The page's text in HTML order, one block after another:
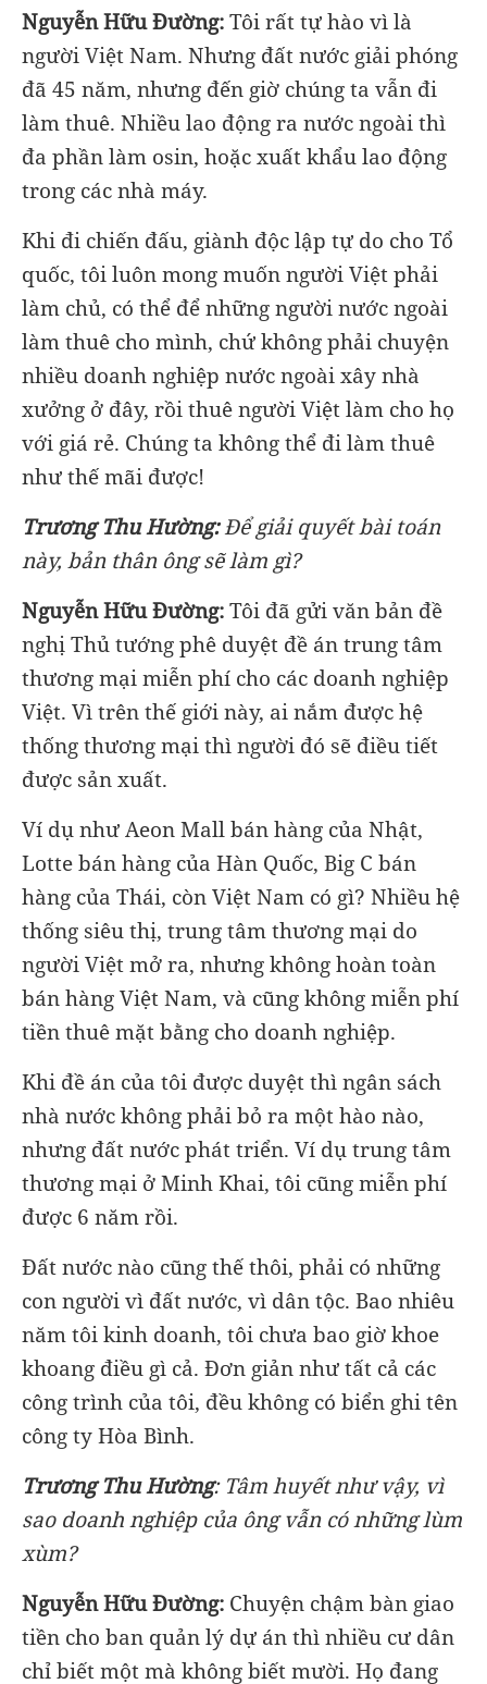
Nguyễn Hữu Đường:Tôi rất tự hào vì là
người Việt Nam. Nhưng đất nước giải phóng
đã 45 năm, nhưng đến giờ chúng ta vẫn đi
làm thuê. Nhiều lao động ra nước ngoài thì
đa phần làm osin, hoặc xuất khẩu lao động
trong các nhà máy.
Khi đi chiến đấu, giành độc lập tự do cho Tổ
quốc, tôi luôn mong muốn người Việt phải
làm chủ, có thể để những người nước ngoài
làm thuê cho mình, chứ không phải chuyện
nhiều doanh nghiệp nước ngoài xây nhà
xưởng ở đây, rồi thuê người Việt làm cho họ
với giá rẻ. Chúng ta không thể đi làm thuê
như thế mãi được!
Trương Thu Hường:Để giải quyết bài toán
này, bản thân ông sẽ làm gì?
Nguyễn Hữu Đường:Tôi đã gửi văn bản đề
nghị Thủ tướng phê duyệt đề án trung tâm
thương mại miễn phí cho các doanh nghiệp
Việt. Vì trên thế giới này, ai nắm được hệ
thống thương mại thì người đó sẽ điều tiết
được sản xuất.
Ví dụ như Aeon Mall bán hàng của Nhật,
Lotte bán hàng của Hàn Quốc, Big C bán
hàng của Thái, còn Việt Nam có gì? Nhiều hệ
thống siêu thị, trung tâm thương mại do
người Việt mở ra, nhưng không hoàn toàn
bán hàng Việt Nam, và cũng không miễn phí
tiền thuê mặt bằng cho doanh nghiệp.
Khi đề án của tôi được duyệt thì ngân sách
nhà nước không phải bỏ ra một hào nào,
nhưng đất nước phát triển. Ví dụ trung tâm
thương mại ở Minh Khai, tôi cũng miễn phí
được 6 năm rồi.
Đất nước nào cũng thế thôi, phải có những
con người vì đất nước, vì dân tộc. Bao nhiêu
năm tôi kinh doanh, tôi chưa bao giờ khoe
khoang điều gì cả. Đơn giản như tất cả các
công trình của tôi, đều không có biển ghi tên
công ty Hòa Bình.
Trương Thu Hường: Tâm huyết như vậy, vì
sao doanh nghiệp của ông vẫn có những lùm
xùm?
Nguyễn Hữu Đường: Chuyện chậm bàn giao
tiền cho ban quản lý dự án thì nhiều cư dân
chỉ biết một mà không biết mười. Họ đang